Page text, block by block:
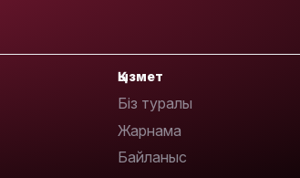
Қызмет
Біз туралы
Жарнама
Байланыс